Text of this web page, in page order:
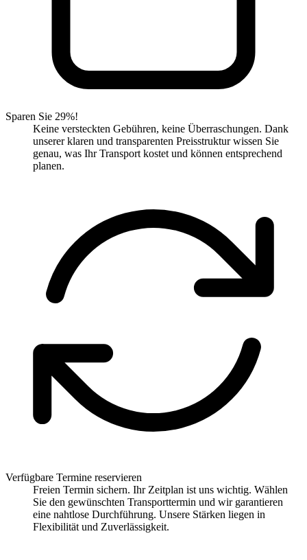
Sparen Sie 29%!
Keine versteckten Gebühren, keine Überraschungen. Dank
unserer klaren und transparenten Preisstruktur wissen Sie
genau, was Ihr Transport kostet und können entsprechend
planen.
Verfügbare Termine reservieren
Freien Termin sichern. Ihr Zeitplan ist uns wichtig. Wählen
Sie den gewünschten Transporttermin und wir garantieren
eine nahtlose Durchführung. Unsere Stärken liegen in
Flexibilität und Zuverlässigkeit.